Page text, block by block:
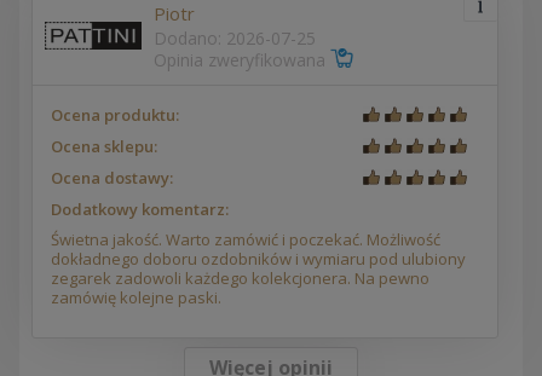
Piotr
Dodano: 2026-07-25
Opinia zweryfikowana
Ocena produktu:
Ocena sklepu:
Ocena dostawy:
Dodatkowy komentarz:
Świetna jakość. Warto zamówić i poczekać. Możliwość
dokładnego doboru ozdobników i wymiaru pod ulubiony
zegarek zadowoli każdego kolekcjonera. Na pewno
zamówię kolejne paski.
Więcej opinii